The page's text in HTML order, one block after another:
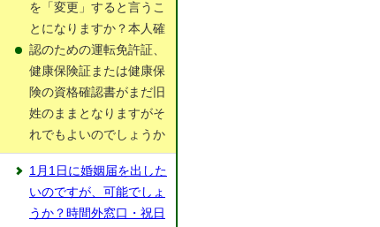
を「変更」すると言うこ
とになりますか？本人確
認のための運転免許証、
健康保険証または健康保
険の資格確認書がまだ旧
姓のままとなりますがそ
れでもよいのでしょうか
1月1日に婚姻届を出した
いのですが、可能でしょ
うか？時間外窓口・祝日